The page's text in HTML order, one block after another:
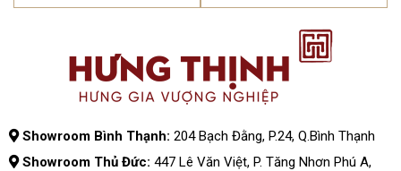
Showroom Bình Thạnh: 204 Bạch Đằng, P.24, Q.Bình Thạnh
Showroom Thủ Đức: 447 Lê Văn Việt, P. Tăng Nhơn Phú A,